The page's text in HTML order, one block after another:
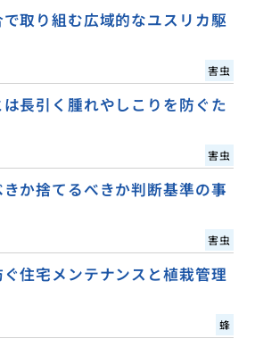
取り組む広域的なユスリカ駆
害虫
長引く腫れやしこりを防ぐた
害虫
か捨てるべきか判断基準の事
害虫
住宅メンテナンスと植栽管理
蜂